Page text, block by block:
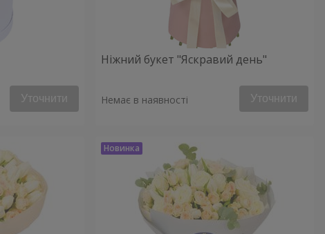
Уточнити
Ніжний букет "Яскравий день"
Немає в наявності Уточнити